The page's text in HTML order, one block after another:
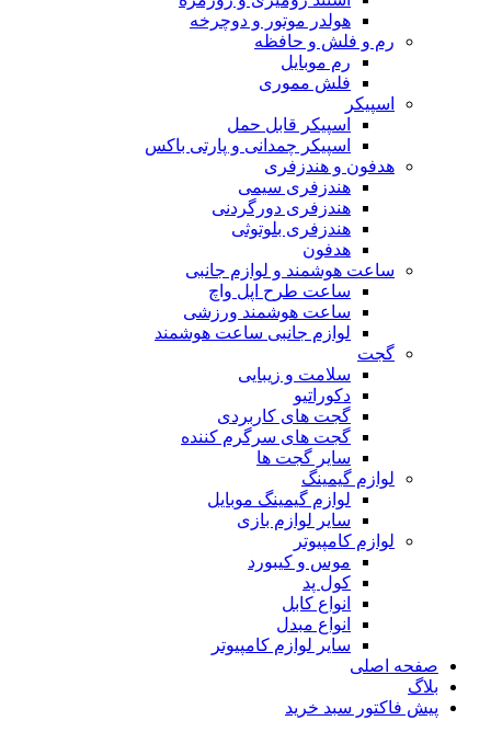
هولدر موتور و دوچرخه
رم و فلش و حافظه
رم موبایل
فلش مموری
اسپیکر
اسپیکر قابل حمل
اسپیکر چمدانی و پارتی باکس
هدفون و هندزفری
هندزفری سیمی
هندزفری دورگردنی
هندزفری بلوتوثی
هدفون
ساعت هوشمند و لوازم جانبی
ساعت طرح اپل واچ
ساعت هوشمند ورزشی
لوازم جانبی ساعت هوشمند
گجت
سلامت و زیبایی
دکوراتیو
گجت های کاربردی
گجت های سرگرم کننده
سایر گجت ها
لوازم گیمینگ
لوازم گیمینگ موبایل
سایر لوازم بازی
لوازم کامپیوتر
موس و کیبورد
کول پد
انواع کابل
انواع مبدل
سایر لوازم کامپیوتر
صفحه اصلی
بلاگ
پیش فاکتور سبد خرید